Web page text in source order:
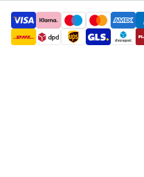
payment methods
shipment methods